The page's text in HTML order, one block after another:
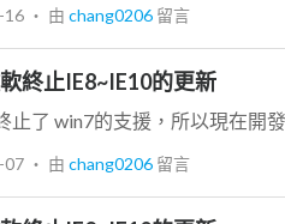
16 ‧ 由 chang0206 留言
終止IE8~IE10的更新
止了 win7的支援，所以現在開
07 ‧ 由 chang0206 留言